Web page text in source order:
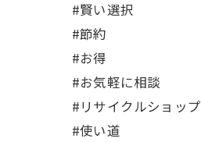
#賢い選択
#節約
#お得
#お気軽に相談
#リサイクルショップ
#使い道